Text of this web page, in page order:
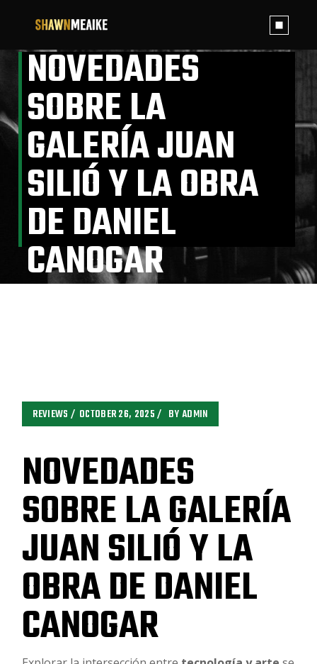
NOVEDADES
SOBRE LA
GALERÍA JUAN
SILIÓ Y LA OBRA
DE DANIEL
CANOGAR
REVIEWS OCTOBER 26, 2025 BYADMIN
NOVEDADES
SOBRE LA GALERÍA
JUAN SILIÓ Y LA
OBRA DE DANIEL
CANOGAR